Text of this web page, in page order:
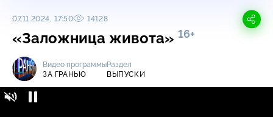
07.11.2024, 17:50 14128
«Заложница живота» 16+
Видео программы
ЗА ГРАНЬЮ
Раздел
ВЫПУСКИ